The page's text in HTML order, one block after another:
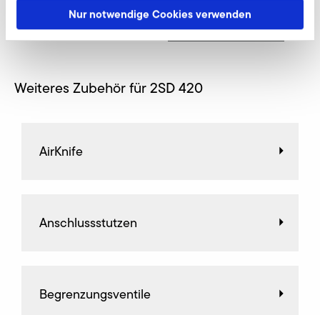
Nur notwendige Cookies verwenden
Jetzt anfragen
Weiteres Zubehör für 2SD 420
AirKnife
Anschlussstutzen
Begrenzungsventile